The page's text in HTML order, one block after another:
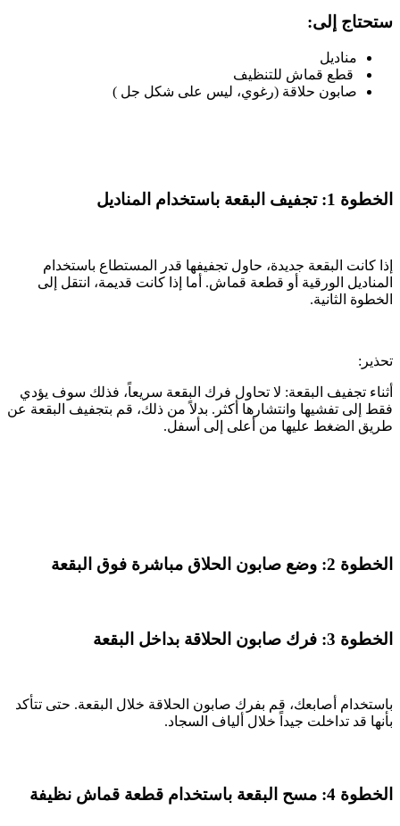
ستحتاج إلى:
مناديل
قطع قماش للتنظيف
صابون حلاقة (رغوي، ليس على شكل جل )
الخطوة 1: تجفيف البقعة باستخدام المناديل
إذا كانت البقعة جديدة، حاول تجفيفها قدر المستطاع باستخدام
المناديل الورقية أو قطعة قماش. أما إذا كانت قديمة، انتقل إلى
الخطوة الثانية.
تحذير:
أثناء تجفيف البقعة: لا تحاول فرك البقعة سريعاً، فذلك سوف يؤدي
فقط إلى تفشيها وانتشارها أكثر. بدلاً من ذلك، قم بتجفيف البقعة عن
طريق الضغط عليها من أعلى إلى أسفل.
الخطوة 2: وضع صابون الحلاق مباشرة فوق البقعة
الخطوة 3: فرك صابون الحلاقة بداخل البقعة
باستخدام أصابعك، قم بفرك صابون الحلاقة خلال البقعة. حتى تتأكد
بأنها قد تداخلت جيداً خلال ألياف السجاد.
الخطوة 4: مسح البقعة باستخدام قطعة قماش نظيفة